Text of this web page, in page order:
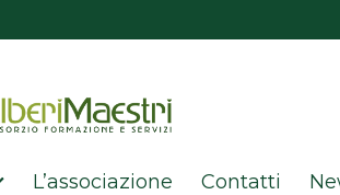
L’associazione Contatti